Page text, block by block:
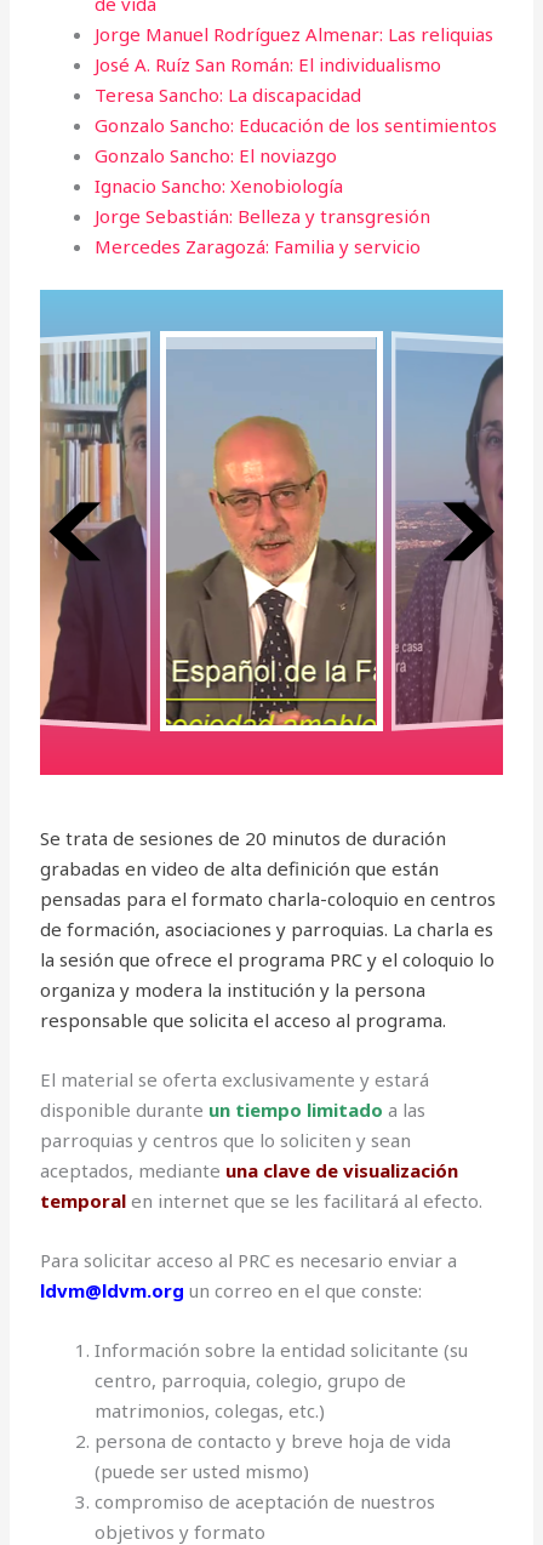
Jorge Manuel Rodríguez Almenar: Las reliquias
José A. Ruíz San Román: El individualismo
Teresa Sancho: La discapacidad
Gonzalo Sancho: Educación de los sentimientos
Gonzalo Sancho: El noviazgo
Ignacio Sancho: Xenobiología
Jorge Sebastián: Belleza y transgresión
Mercedes Zaragozá: Familia y servicio
Se trata de sesiones de 20 minutos de duración
grabadas en video de alta definición que están
pensadas para el formato charla-coloquio en centros
de formación, asociaciones y parroquias. La charla es
la sesión que ofrece el programa PRC y el coloquio lo
organiza y modera la institución y la persona
responsable que solicita el acceso al programa.
El material se oferta exclusivamente y estará
disponible durante un tiempo limitado a las
parroquias y centros que lo soliciten y sean
aceptados, mediante una clave de visualización
temporal en internet que se les facilitará al efecto.
Para solicitar acceso al PRC es necesario enviar a
ldvm@ldvm.org un correo en el que conste:
Información sobre la entidad solicitante (su
centro, parroquia, colegio, grupo de
matrimonios, colegas, etc.)
persona de contacto y breve hoja de vida
(puede ser usted mismo)
compromiso de aceptación de nuestros
objetivos y formato